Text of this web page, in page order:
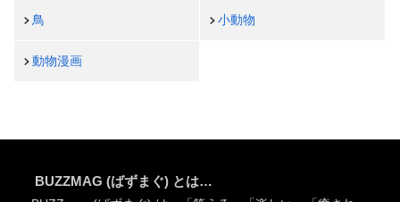
鳥 小動物
動物漫画
BUZZMAG (ばずまぐ) とは…